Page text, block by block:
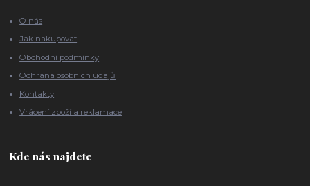
O nás
Jak nakupovat
Obchodní podmínky
Ochrana osobních údajů
Kontakty
Vrácení zboží a reklamace
Kde nás najdete